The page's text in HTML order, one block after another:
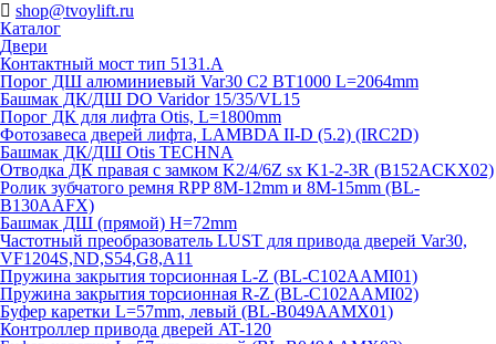
shop@tvoylift.ru
Каталог
Двери
Контактный мост тип 5131.A
Порог ДШ алюминиевый Var30 C2 BT1000 L=2064mm
Башмак ДК/ДШ DO Varidor 15/35/VL15
Порог ДК для лифта Otis, L=1800mm
Фотозавеса дверей лифта, LAMBDA II-D (5.2) (IRC2D)
Башмак ДК/ДШ Otis TECHNA
Отводка ДК правая с замком K2/4/6Z sx K1-2-3R (B152ACKX02)
Ролик зубчатого ремня RPP 8M-12mm и 8M-15mm (BL-
B130AAFX)
Башмак ДШ (прямой) H=72mm
Частотный преобразователь LUST для привода дверей Var30,
VF1204S,ND,S54,G8,A11
Пружина закрытия торсионная L-Z (BL-C102AAMI01)
Пружина закрытия торсионная R-Z (BL-C102AAMI02)
Буфер каретки L=57mm, левый (BL-B049AAMX01)
Контроллер привода дверей AT-120